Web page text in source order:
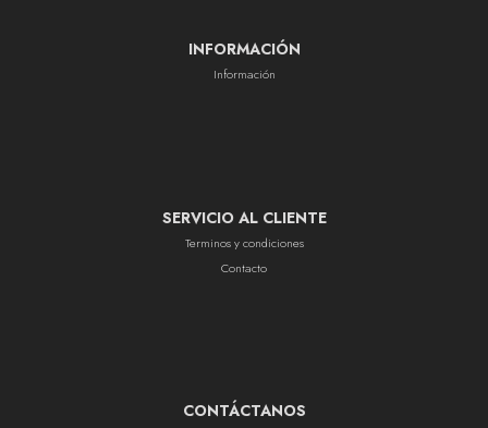
INFORMACIÓN
Información
SERVICIO AL CLIENTE
Terminos y condiciones
Contacto
CONTÁCTANOS